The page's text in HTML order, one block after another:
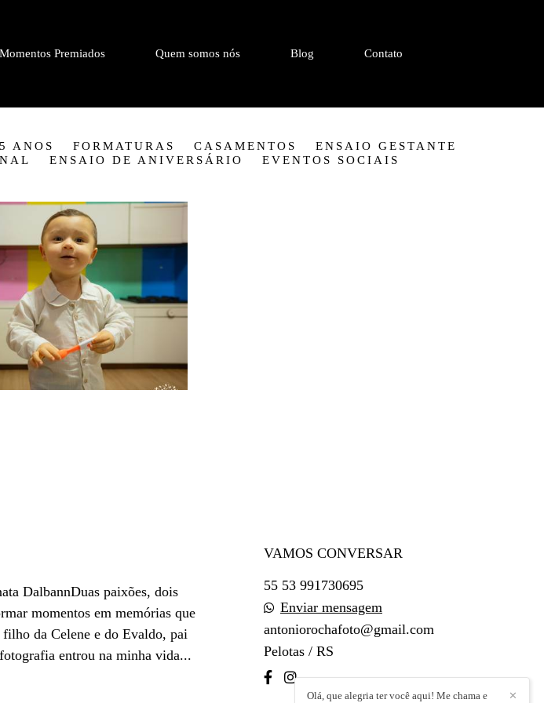
Momentos Premiados Quem somos nós Blog Contato
ANOS FORMATURAS CASAMENTOS
ENSAIO GESTANTE
ENSAIO DE ANIVERSÁRIO EVENTOS SOCIAIS
DalbannDuas paixões, dois
momentos em memórias que
da Celene e do Evaldo, pai
entrou na minha vida...
VAMOS CONVERSAR
55 53 991730695
Enviar mensagem
antoniorochafoto@gmail.com
Pelotas / RS
✕
Olá, que alegria ter você aqui! Me chama e